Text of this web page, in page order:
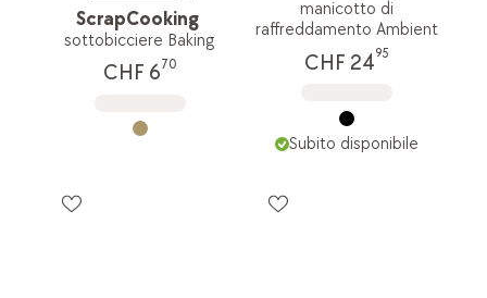
ScrapCooking
sottobicciere Baking
CHF 670
manicotto di
raffreddamento Ambient
CHF 2495
Subito disponibile